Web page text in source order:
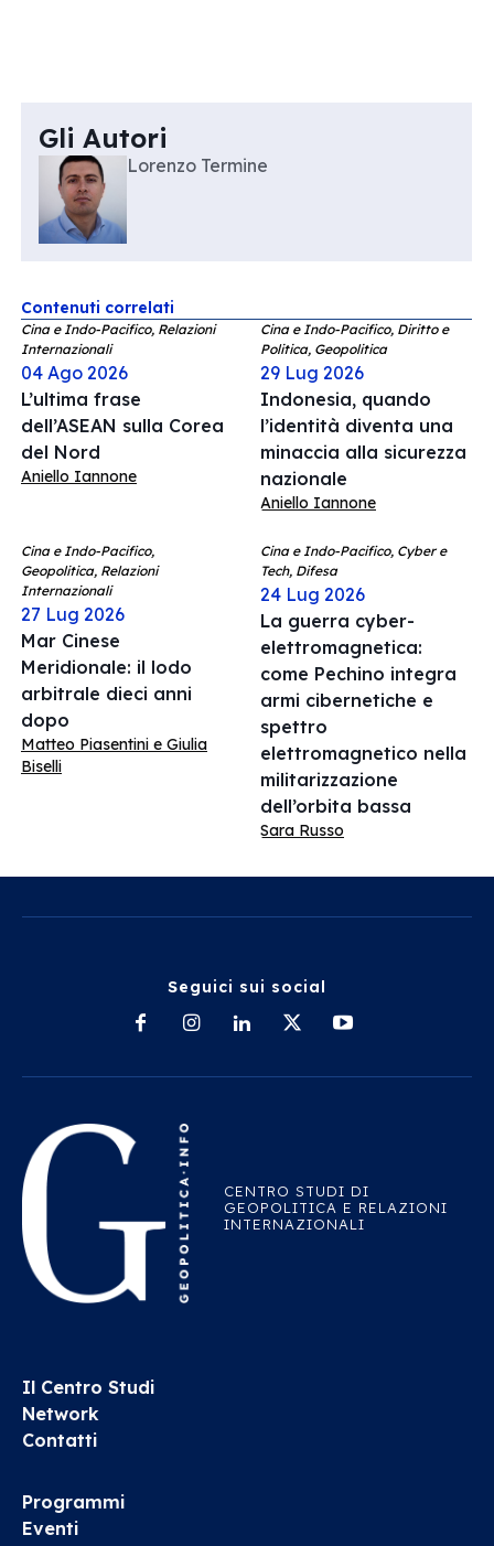
Gli Autori
Lorenzo Termine
Contenuti correlati
Cina e Indo-Pacifico, Relazioni
Internazionali
04 Ago 2026
L’ultima frase
dell’ASEAN sulla Corea
del Nord
Aniello Iannone
Cina e Indo-Pacifico, Diritto e
Politica, Geopolitica
29 Lug 2026
Indonesia, quando
l’identità diventa una
minaccia alla sicurezza
nazionale
Aniello Iannone
Cina e Indo-Pacifico,
Geopolitica, Relazioni
Internazionali
27 Lug 2026
Mar Cinese
Meridionale: il lodo
arbitrale dieci anni
dopo
Matteo Piasentini e Giulia
Biselli
Cina e Indo-Pacifico, Cyber e
Tech, Difesa
24 Lug 2026
La guerra cyber-
elettromagnetica:
come Pechino integra
armi cibernetiche e
spettro
elettromagnetico nella
militarizzazione
dell’orbita bassa
Sara Russo
Seguici sui social
CENTRO STUDI DI
GEOPOLITICA E RELAZIONI
INTERNAZIONALI
Il Centro Studi
Network
Contatti
Programmi
Eventi